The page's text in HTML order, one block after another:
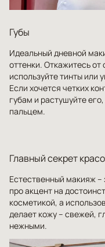
Губы
Идеальный дневной
оттенки. Откажитесь
используйте тинты
Если хочется четких
губам и растушуйте
пальцем.
Главный секрет
Естественный макияж –
про акцент на
косметикой, а
делает кожу – свежей,
нежными.